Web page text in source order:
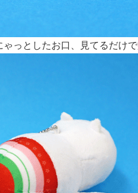
ゃっとしたお口、見てるだけ